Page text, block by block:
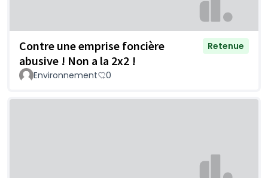
Contre une emprise foncière
abusive ! Non a la 2x2 !
Retenue
Environnement 0